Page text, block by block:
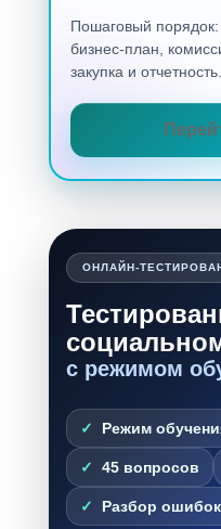
Пошаговый порядок:
бизнес-план,
закупка и отчетность.
ОНЛАЙН-
с режимом
Режим
45 вопросов
Разбор ошибок